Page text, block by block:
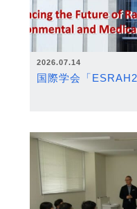
2026.07.14
国際学会「